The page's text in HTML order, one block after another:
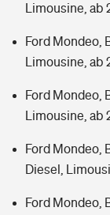
Limousine, ab
Ford Mondeo,
Limousine, ab
Ford Mondeo,
Limousine, ab
Ford Mondeo,
Diesel,
Ford Mondeo,